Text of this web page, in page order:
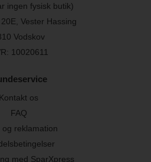
ingen fysisk butik)
Vester Hassing
Vodskov
10020611
Kontakt os
FAQ
og reklamation
med SparXpress